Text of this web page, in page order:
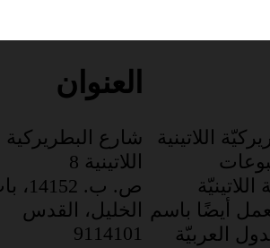
اللاتينية
أيضًا باسم
العربيّة
العنوان
شارع البطريركية
اللاتينية 8
ص. ب.
الخليل، القدس
9114101